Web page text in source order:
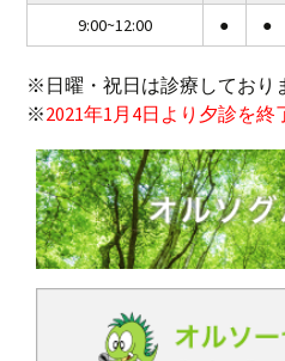
9:00~12:00
● ●
※日曜・祝日は診療しており
※2021年1月4日より夕診を終